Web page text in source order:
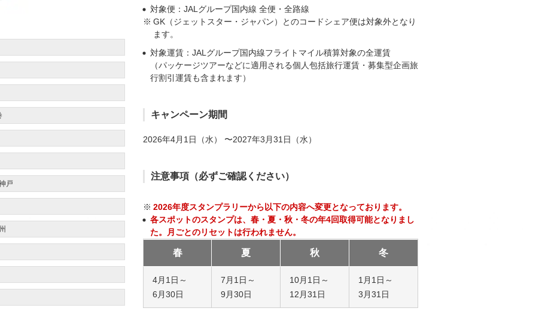
戸
対象便：JALグループ国内線 全便・全路線
GK（ジェットスター・ジャパン）とのコードシェア便は対象外となり
ます。
対象運賃：JALグループ国内線フライトマイル積算対象の全運賃
（パッケージツアーなどに適用される個人包括旅行運賃・募集型企画旅
行割引運賃も含まれます）
キャンペーン期間
2026年4月1日（水） 〜2027年3月31日（水）
注意事項（必ずご確認ください）
2026年度スタンプラリーから以下の内容へ変更となっております。
各スポットのスタンプは、春・夏・秋・冬の年4回取得可能となりまし
た。月ごとのリセットは行われません。
春 夏 秋 冬
4月1日～
6月30日
7月1日～
9月30日
10月1日～
12月31日
1月1日～
3月31日